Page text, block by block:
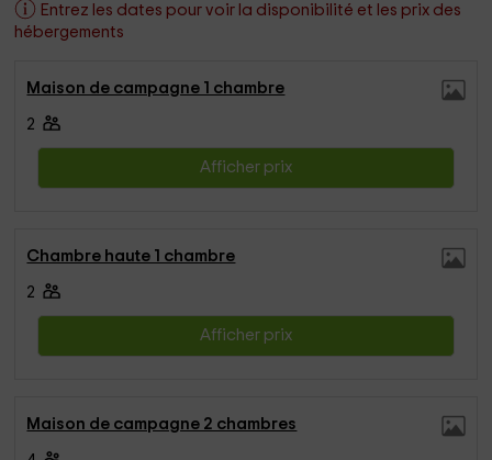
Entrez les dates pour voir la disponibilité et les prix des
hébergements
Maison de campagne 1 chambre
2
Afficher prix
Chambre haute 1 chambre
2
Afficher prix
Maison de campagne 2 chambres